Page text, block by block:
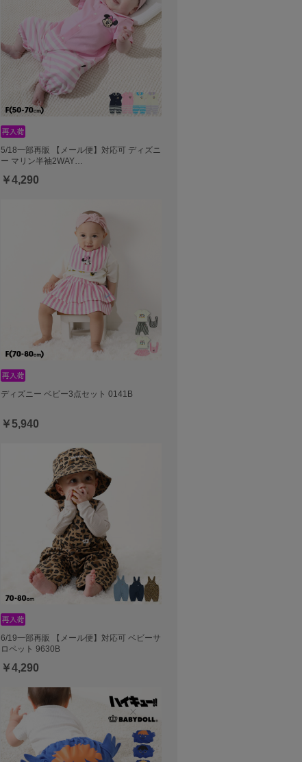
5/18一部再販 【メール便】対応可 ディズニ
ー マリン半袖2WAY…
￥4,290
ディズニー ベビー3点セット 0141B
￥5,940
6/19一部再販 【メール便】対応可 ベビーサ
ロペット 9630B
￥4,290